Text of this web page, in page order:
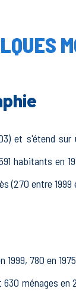
et s'étend
habitants en
(270 entre
1999, 780 en
ménages en